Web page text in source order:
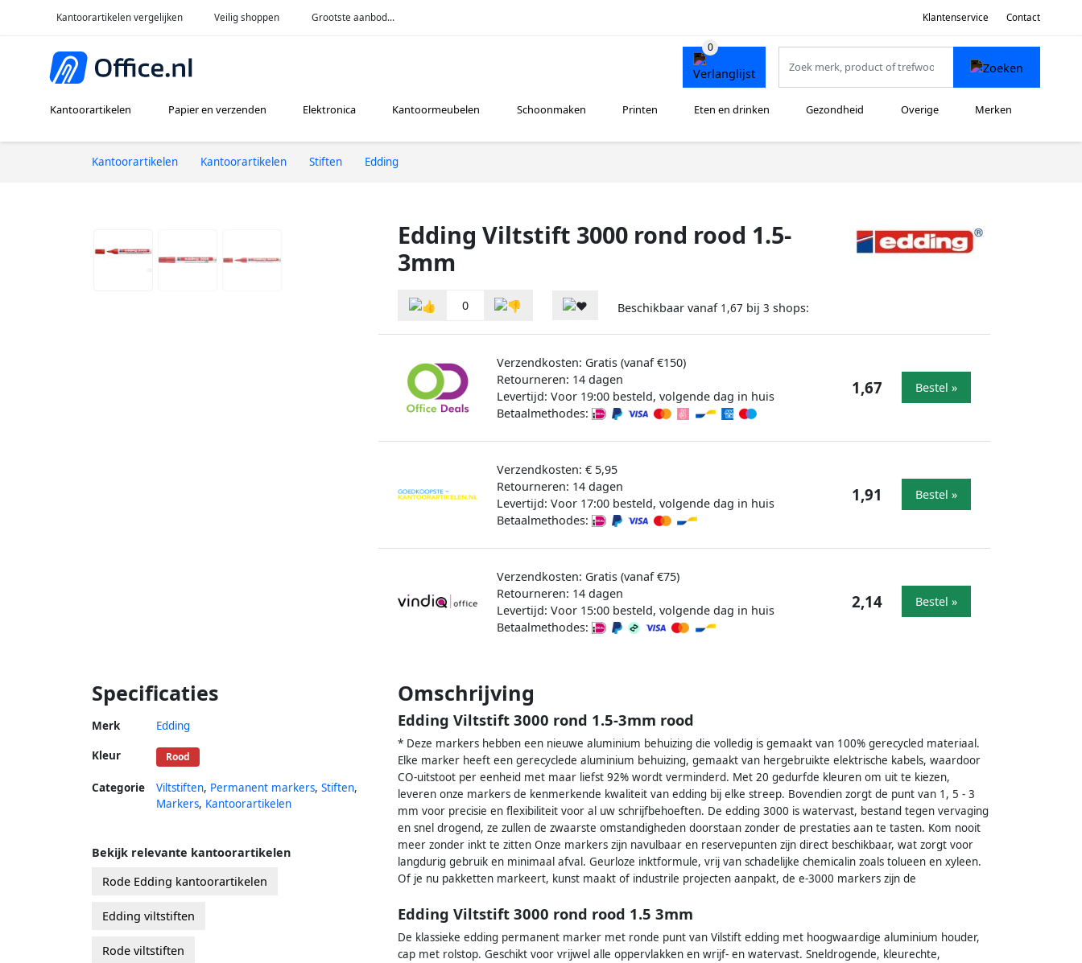
Kantoorartikelen vergelijken Veilig shoppen Grootste aanbod... Klantenservice Contact
Kantoorartikelen Papier en verzenden Elektronica Kantoormeubelen Schoonmaken Printen Eten en drinken Gezondheid Overige Merken
Kantoorartikelen Kantoorartikelen Stiften Edding
Edding Viltstift 3000 rond rood 1.5-
3mm
0 Beschikbaar vanaf 1,67 bij 3 shops:
Verzendkosten: Gratis (vanaf €150)
Retourneren: 14 dagen
Levertijd: Voor 19:00 besteld, volgende dag in huis
Betaalmethodes:
1,67 Bestel »
Verzendkosten: € 5,95
Retourneren: 14 dagen
Levertijd: Voor 17:00 besteld, volgende dag in huis
Betaalmethodes:
1,91 Bestel »
Verzendkosten: Gratis (vanaf €75)
Retourneren: 14 dagen
Levertijd: Voor 15:00 besteld, volgende dag in huis
Betaalmethodes:
2,14 Bestel »
Specificaties
Merk Edding
Kleur Rood
Categorie Viltstiften, Permanent markers, Stiften,
Markers, Kantoorartikelen
Omschrijving
Edding Viltstift 3000 rond 1.5-3mm rood
* Deze markers hebben een nieuwe aluminium behuizing die volledig is gemaakt van 100% gerecycled materiaal.
Elke marker heeft een gerecyclede aluminium behuizing, gemaakt van hergebruikte elektrische kabels, waardoor
CO-uitstoot per eenheid met maar liefst 92% wordt verminderd. Met 20 gedurfde kleuren om uit te kiezen,
leveren onze markers de kenmerkende kwaliteit van edding bij elke streep. Bovendien zorgt de punt van 1, 5 - 3
mm voor precisie en flexibiliteit voor al uw schrijfbehoeften. De edding 3000 is watervast, bestand tegen vervaging
en snel drogend, ze zullen de zwaarste omstandigheden doorstaan zonder de prestaties aan te tasten. Kom nooit
meer zonder inkt te zitten Onze markers zijn navulbaar en reservepunten zijn direct beschikbaar, wat zorgt voor
langdurig gebruik en minimaal afval. Geurloze inktformule, vrij van schadelijke chemicalin zoals tolueen en xyleen.
Of je nu pakketten markeert, kunst maakt of industrile projecten aanpakt, de e-3000 markers zijn de
Edding Viltstift 3000 rond rood 1.5 3mm
De klassieke edding permanent marker met ronde punt van Vilstift edding met hoogwaardige aluminium houder,
cap met rolstop. Geschikt voor vrijwel alle oppervlakken en wrijf- en watervast. Sneldrogende, kleurechte,
Bekijk relevante kantoorartikelen
Rode Edding kantoorartikelen
Edding viltstiften
Rode viltstiften